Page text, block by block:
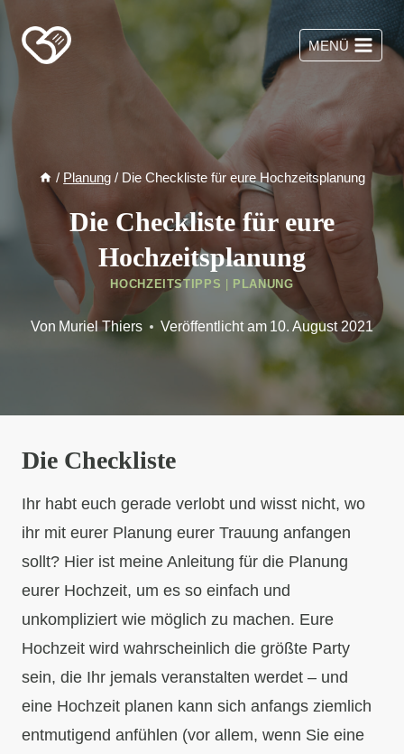
Zum
Inhalt
springen
MENÜ
/ Planung / Die Checkliste für eure Hochzeitsplanung
Die Checkliste für eure
Hochzeitsplanung
HOCHZEITSTIPPS PLANUNG
Von Muriel Thiers Veröffentlicht am 10. August 2021
Die Checkliste
Ihr habt euch gerade verlobt und wisst nicht, wo
ihr mit eurer Planung eurer Trauung anfangen
sollt? Hier ist meine Anleitung für die Planung
eurer Hochzeit, um es so einfach und
unkompliziert wie möglich zu machen. Eure
Hochzeit wird wahrscheinlich die größte Party
sein, die Ihr jemals veranstalten werdet – und
eine Hochzeit planen kann sich anfangs ziemlich
entmutigend anfühlen (vor allem, wenn Sie eine